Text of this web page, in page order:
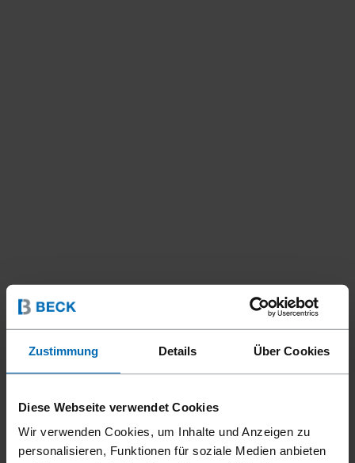
Zustimmung Details Über Cookies
Diese Webseite verwendet Cookies
Wir verwenden Cookies, um Inhalte und Anzeigen zu
personalisieren, Funktionen für soziale Medien anbieten